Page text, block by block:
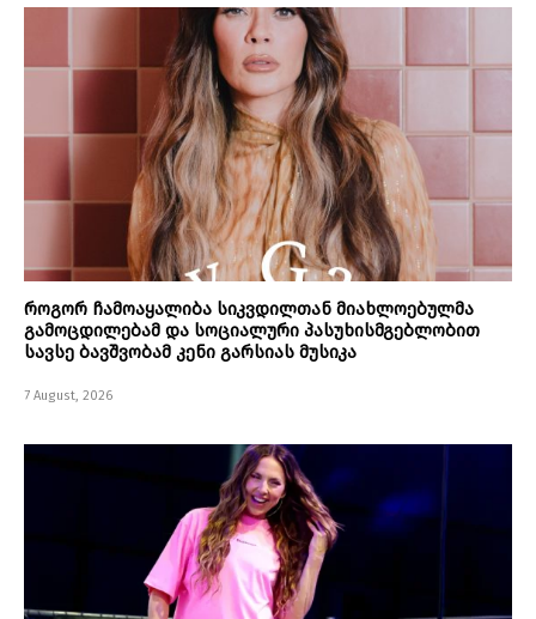
როგორ ჩამოაყალიბა სიკვდილთან მიახლოებულმა
გამოცდილებამ და სოციალური პასუხისმგებლობით
სავსე ბავშვობამ კენი გარსიას მუსიკა
7 August, 2026